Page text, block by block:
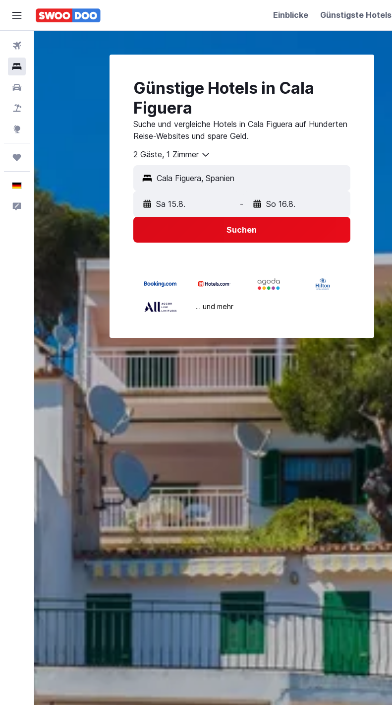
Einblicke Günstigste Hotels
Deutsch
Feedback
Günstige Hotels in Cala
Figuera
Suche und vergleiche Hotels in Cala Figuera auf Hunderten
Reise-Websites und spare Geld.
2 Gäste, 1 Zimmer
Sa 15.8. - So 16.8.
Suchen
… und mehr